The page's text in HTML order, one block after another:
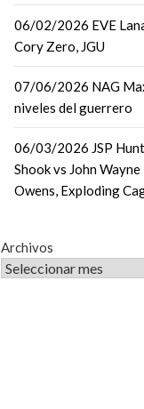
06/02/2026 EVE
Cory Zero, JGU
07/06/2026 NAG
niveles del guerrero
06/03/2026 JSP
Shook vs John
Owens, Exploding
Archivos